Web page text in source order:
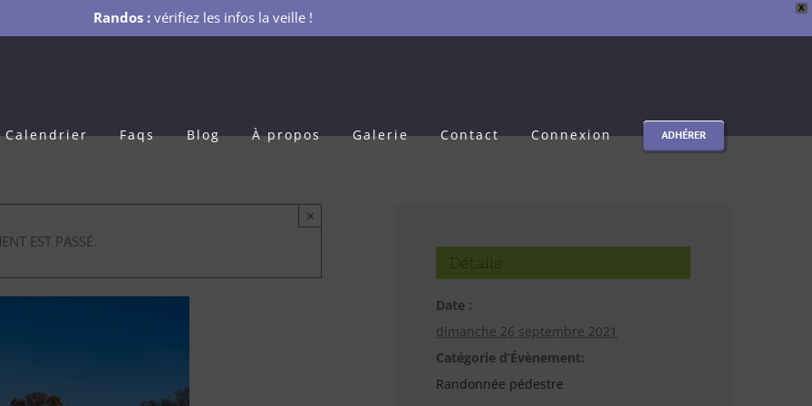
X
Randos : vérifiez les infos la veille !
Calendrier Faqs Blog À propos Galerie Contact Connexion ADHÉRER
EST PASSÉ.
×
Détails
Date :
dimanche 26 septembre 2021
Catégorie d’Évènement:
Randonnée pédestre